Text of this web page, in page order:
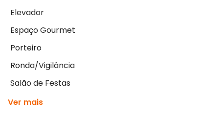
Elevador
Espaço Gourmet
Porteiro
Ronda/Vigilância
Salão de Festas
Ver mais